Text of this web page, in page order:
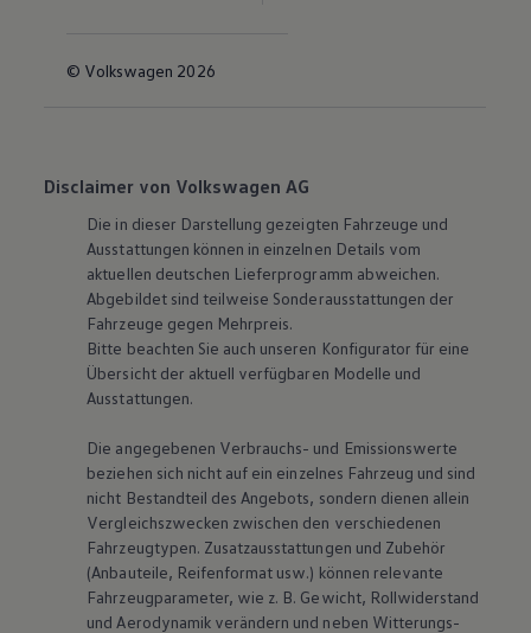
© Volkswagen 2026
Disclaimer von Volkswagen AG
Die in dieser Darstellung gezeigten Fahrzeuge und
Ausstattungen können in einzelnen Details vom
aktuellen deutschen Lieferprogramm abweichen.
Abgebildet sind teilweise Sonderausstattungen der
Fahrzeuge gegen Mehrpreis.
Bitte beachten Sie auch unseren Konfigurator für eine
Übersicht der aktuell verfügbaren Modelle und
Ausstattungen.
Die angegebenen Verbrauchs- und Emissionswerte
beziehen sich nicht auf ein einzelnes Fahrzeug und sind
nicht Bestandteil des Angebots, sondern dienen allein
Vergleichszwecken zwischen den verschiedenen
Fahrzeugtypen. Zusatzausstattungen und Zubehör
(Anbauteile, Reifenformat usw.) können relevante
Fahrzeugparameter, wie z. B. Gewicht, Rollwiderstand
und Aerodynamik verändern und neben Witterungs-